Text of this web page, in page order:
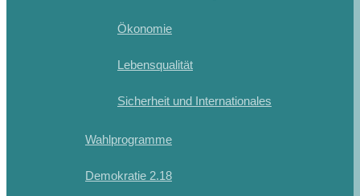
Ökonomie
Lebensqualität
Sicherheit und Internationales
Wahlprogramme
Demokratie 2.18